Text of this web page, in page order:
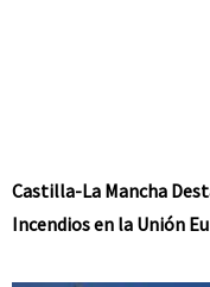
Castilla-La Mancha
Incendios en la Unión